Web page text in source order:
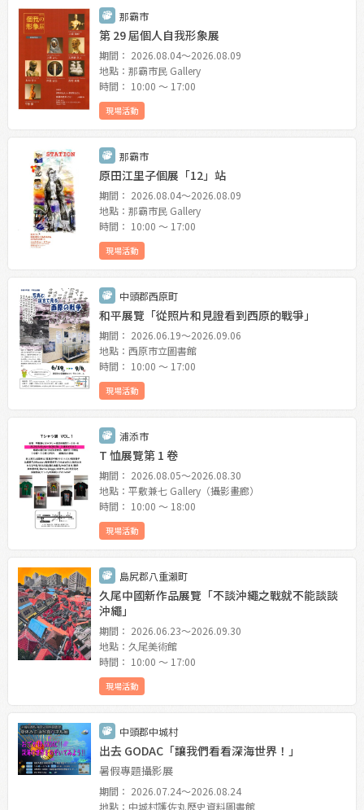
那霸市
第 29 屆個人自我形象展
期間： 2026.08.04〜2026.08.09
地點：那霸市民 Gallery
時間： 10:00 〜 17:00
現場活動
那霸市
原田江里子個展「12」站
期間： 2026.08.04〜2026.08.09
地點：那霸市民 Gallery
時間： 10:00 〜 17:00
現場活動
中頭郡西原町
和平展覽「從照片和見證看到西原的戰爭」
期間： 2026.06.19〜2026.09.06
地點：西原市立圖書館
時間： 10:00 〜 17:00
現場活動
浦添市
T 恤展覽第 1 卷
期間： 2026.08.05〜2026.08.30
地點：平敷兼七 Gallery（攝影畫廊）
時間： 10:00 〜 18:00
現場活動
島尻郡八重瀨町
久尾中國新作品展覽「不談沖繩之戰就不能談談
沖繩」
期間： 2026.06.23〜2026.09.30
地點：久尾美術館
時間： 10:00 〜 17:00
現場活動
中頭郡中城村
出去 GODAC「讓我們看看深海世界！」
暑假專題攝影展
期間： 2026.07.24〜2026.08.24
地點：中城村護佐丸歷史資料圖書館